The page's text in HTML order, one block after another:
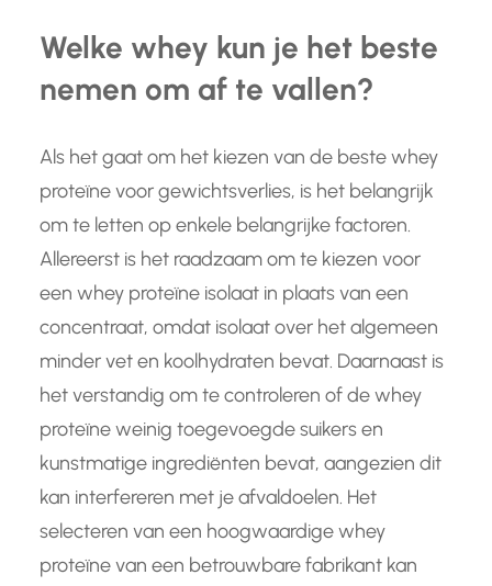
Welke whey kun je het beste
nemen om af te vallen?
Als het gaat om het kiezen van de beste whey
proteïne voor gewichtsverlies, is het belangrijk
om te letten op enkele belangrijke factoren.
Allereerst is het raadzaam om te kiezen voor
een whey proteïne isolaat in plaats van een
concentraat, omdat isolaat over het algemeen
minder vet en koolhydraten bevat. Daarnaast is
het verstandig om te controleren of de whey
proteïne weinig toegevoegde suikers en
kunstmatige ingrediënten bevat, aangezien dit
kan interfereren met je afvaldoelen. Het
selecteren van een hoogwaardige whey
proteïne van een betrouwbare fabrikant kan